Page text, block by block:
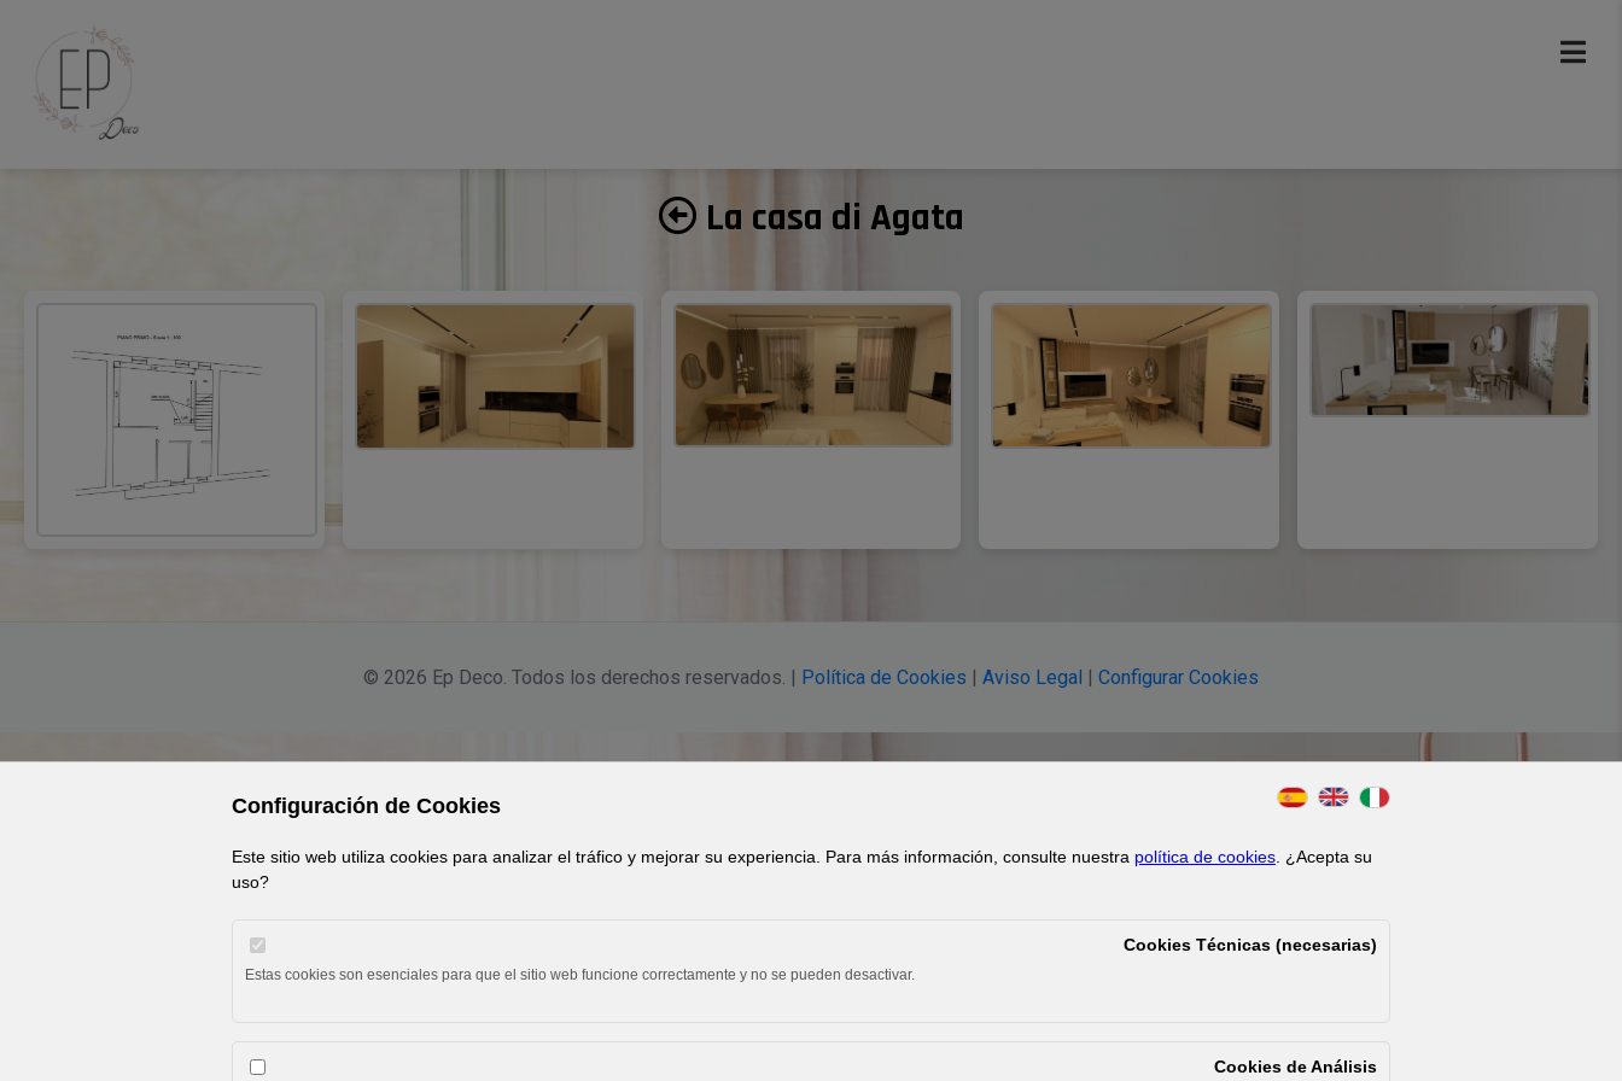
La casa di Agata
© 2026 Ep Deco. Todos los derechos reservados. | Política de Cookies | Aviso Legal | Configurar Cookies
Configuración de Cookies
Este sitio web utiliza cookies para analizar el tráfico y mejorar su experiencia. Para más información, consulte nuestra política de cookies . ¿Acepta su
uso?
Cookies Técnicas (necesarias)
Estas cookies son esenciales para que el sitio web funcione correctamente y no se pueden desactivar.
Cookies de Análisis